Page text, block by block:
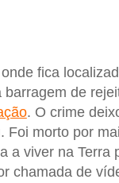
fica
de
. O crime
Foi morto por
a viver na Terra
chamada de